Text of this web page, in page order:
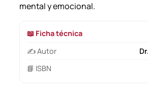
mental y emocional.
📖 Ficha técnica
✍️ Autor
📘 ISBN